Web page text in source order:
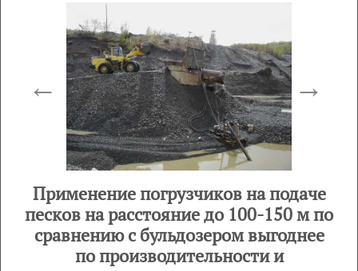
← →
Применение погрузчиков на подаче
песков на расстояние до 100-150 м по
сравнению с бульдозером выгоднее
по производительности и